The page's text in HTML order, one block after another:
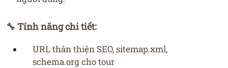
🔧 Tính năng chi tiết:
URL thân thiện SEO, sitemap.xml,
schema.org cho tour